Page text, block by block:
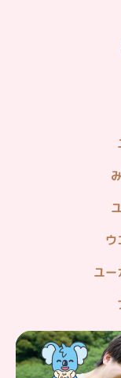
不動産情報（分
ウ
ユー